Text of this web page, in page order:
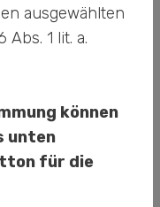
der
geht oder
die Waren aus
hohen
Personal
stellen die
Faktor
ausgewählten
1 lit. a.
können
unten
für die